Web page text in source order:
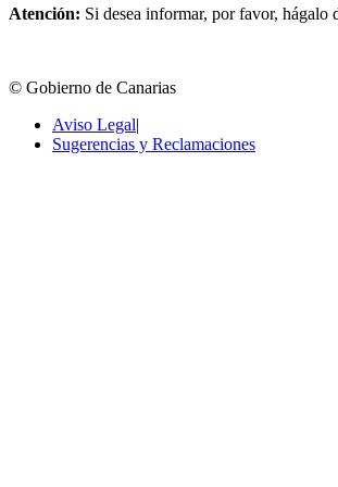
Atención: Si desea informar, por favor, hágalo
© Gobierno de Canarias
Aviso Legal|
Sugerencias y Reclamaciones